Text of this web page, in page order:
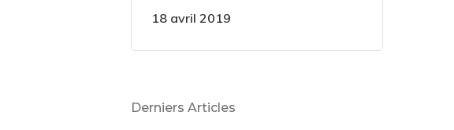
18 avril 2019
Derniers Articles